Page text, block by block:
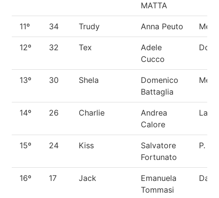
MATTA
11º 34 Trudy Anna Peuto
12º 32 Tex
Adele
Cucco
13º 30 Shela
Domenico
Battaglia
14º 26 Charlie
Andrea
Calore
15º 24 Kiss
Salvatore
Fortunato
P.
16º 17 Jack
Emanuela
Tommasi